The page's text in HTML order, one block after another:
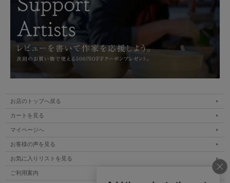
お店のトップへ戻る
カートを見る
マイページへ
お客様の声を見る
お気に入りリストを見る
ご利用案内